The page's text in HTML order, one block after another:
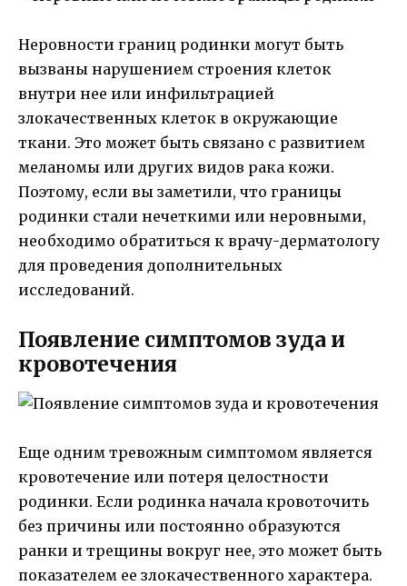
Неровности границ родинки могут быть
вызваны нарушением строения клеток
внутри нее или инфильтрацией
злокачественных клеток в окружающие
ткани. Это может быть связано с развитием
меланомы или других видов рака кожи.
Поэтому, если вы заметили, что границы
родинки стали нечеткими или неровными,
необходимо обратиться к врачу-дерматологу
для проведения дополнительных
исследований.
Появление симптомов зуда и
кровотечения
Еще одним тревожным симптомом является
кровотечение или потеря целостности
родинки. Если родинка начала кровоточить
без причины или постоянно образуются
ранки и трещины вокруг нее, это может быть
показателем ее злокачественного характера.